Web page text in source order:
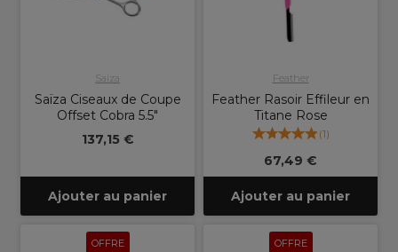
Saiza
Saïza Ciseaux de Coupe
Offset Cobra 5.5"
137,15 €
Ajouter au panier
Feather
Feather Rasoir Effileur en
Titane Rose
(1)
67,49 €
Ajouter au panier
OFFRE OFFRE